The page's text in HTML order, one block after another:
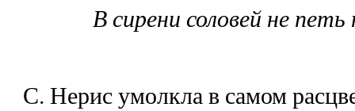
В сирени соловей не
С. Нерис умолкла в самом